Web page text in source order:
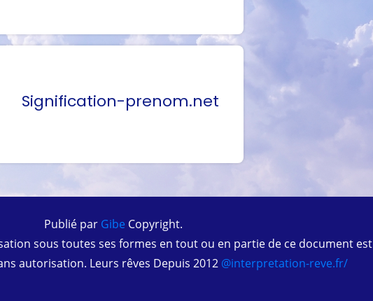
Signification-prenom.net
Publié par Gibe Copyright.
sous toutes ses formes en tout ou en partie de ce document est
autorisation. Leurs rêves Depuis 2012 @interpretation-reve.fr/